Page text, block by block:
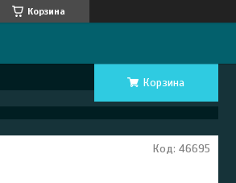
Корзина
Корзина
Код: 46695